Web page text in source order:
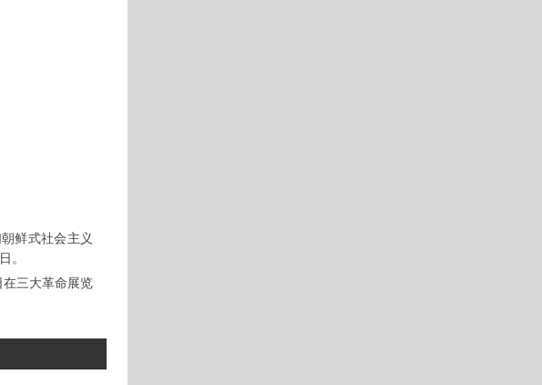
鲜式社会主义
。
三大革命展览